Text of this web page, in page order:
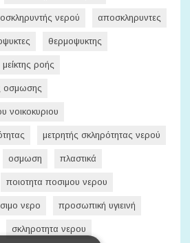
νερού αποσκληρυντες
θερμοψυκτης
μείκτης ροής
οσμωσης
νοικοκυριου
μετρητής σκληρότητας νερού
οσμωση πλαστικά
ποιοτητα ποσιμου νερου
νερο προσωπική υγιεινή
σκληροτητα νερου